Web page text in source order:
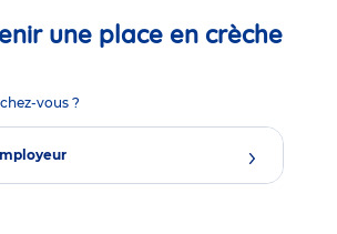
une place en crèche
vous ?